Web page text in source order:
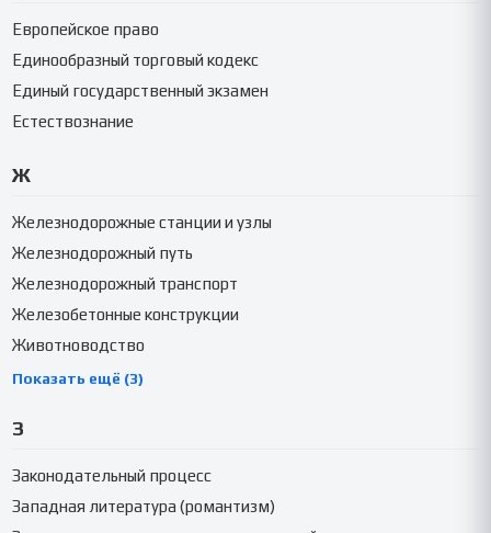
Европейское право
Единообразный торговый кодекс
Единый государственный экзамен
Естествознание
Ж
Железнодорожные станции и узлы
Железнодорожный путь
Железнодорожный транспорт
Железобетонные конструкции
Животноводство
Показать ещё (3)
З
Законодательный процесс
Западная литература (романтизм)